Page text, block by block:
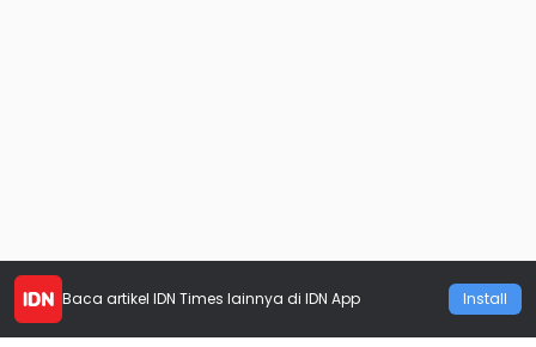
Baca artikel IDN Times lainnya di IDN App Install